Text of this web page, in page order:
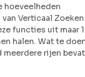
hoeveelheden
Verticaal
functies uit maar
halen. Wat te
meerdere rijen